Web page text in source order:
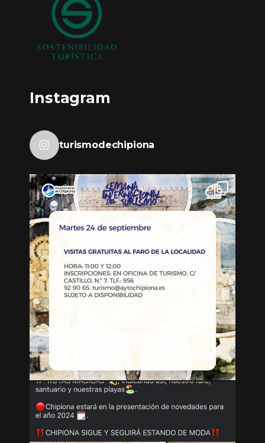
Instagram
turismodechipiona